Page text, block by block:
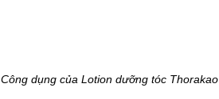
Công dụng của Lotion dưỡng tóc Thorakao